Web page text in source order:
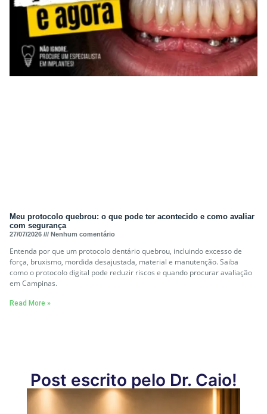
Meu protocolo quebrou: o que pode ter acontecido e como avaliar
com segurança
27/07/2026 Nenhum comentário
Entenda por que um protocolo dentário quebrou, incluindo excesso de
força, bruxismo, mordida desajustada, material e manutenção. Saiba
como o protocolo digital pode reduzir riscos e quando procurar avaliação
em Campinas.
Read More »
Post escrito pelo Dr. Caio!